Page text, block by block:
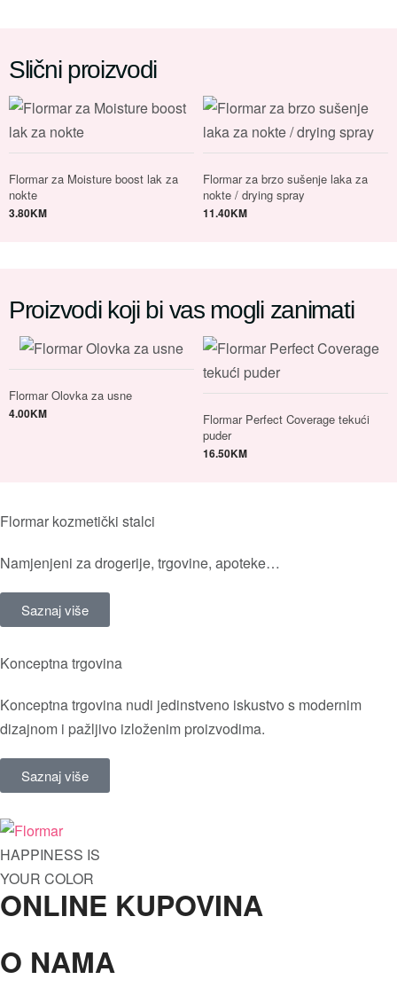
Slični proizvodi
Flormar za Moisture boost lak za
nokte
3.80KM
Flormar za brzo sušenje laka za
nokte / drying spray
11.40KM
Proizvodi koji bi vas mogli zanimati
Flormar Olovka za usne
4.00KM
Flormar Perfect Coverage tekući
puder
16.50KM
Flormar kozmetički stalci
Namjenjeni za drogerije, trgovine, apoteke…
Saznaj više
Konceptna trgovina
Konceptna trgovina nudi jedinstveno iskustvo s modernim
dizajnom i pažljivo izloženim proizvodima.
Saznaj više
HAPPINESS IS
YOUR COLOR
ONLINE KUPOVINA
Oči
O NAMA